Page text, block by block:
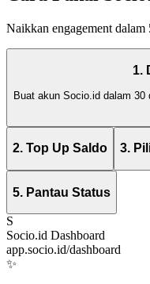
Naikkan engagement dalam
1.
Buat akun Socio.id dalam
2. Top Up Saldo 3.
5. Pantau Status
S
Socio.id Dashboard
app.socio.id/dashboard
✨